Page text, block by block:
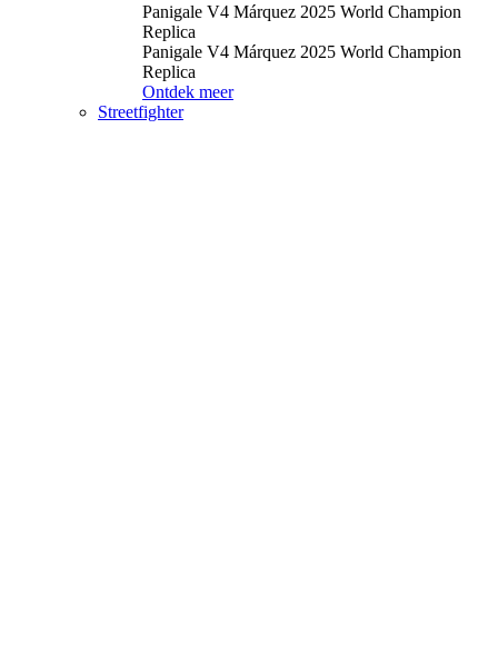
Panigale V4 Márquez 2025 World Champion
Replica
Panigale V4 Márquez 2025 World Champion
Replica
Ontdek meer
Streetfighter